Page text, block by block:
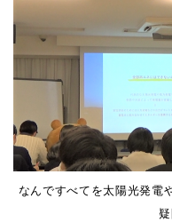
なんですべてを太陽光発電